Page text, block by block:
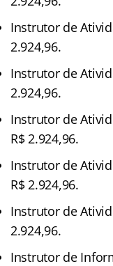
Instrutor de
2.924,96.
Instrutor de
2.924,96.
Instrutor de
R$ 2.924,96.
Instrutor de
R$ 2.924,96.
Instrutor de
2.924,96.
Instrutor de